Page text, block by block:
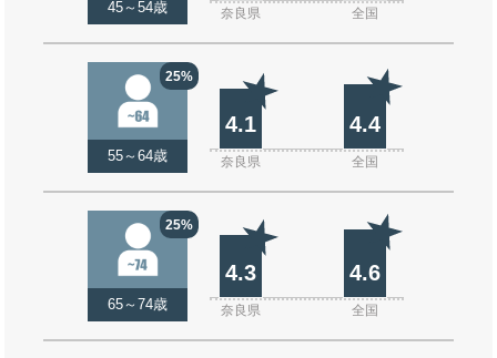
45～54歳 奈良県 全国
25%
55～64歳
4.1 4.4
奈良県 全国
25%
65～74歳
4.3 4.6
奈良県 全国